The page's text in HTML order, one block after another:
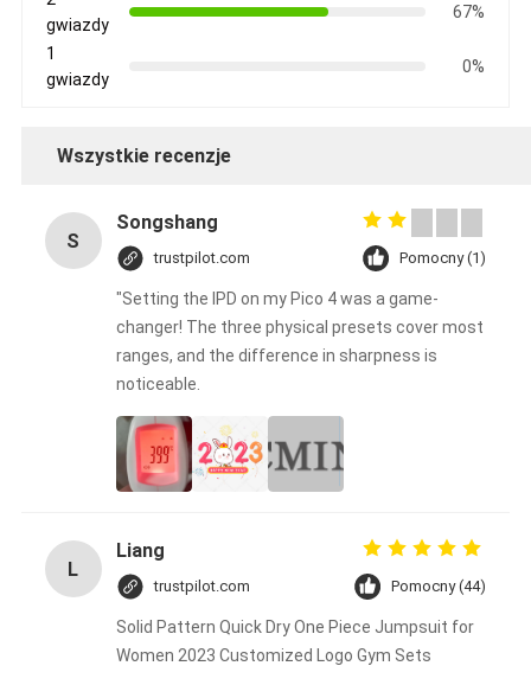
gwiazdy
67%
1
gwiazdy
0%
Wszystkie recenzje
S
Songshang
trustpilot.com Pomocny (1)
"Setting the IPD on my Pico 4 was a game-
changer! The three physical presets cover most
ranges, and the difference in sharpness is
noticeable.
L
Liang
trustpilot.com Pomocny (44)
Solid Pattern Quick Dry One Piece Jumpsuit for
Women 2023 Customized Logo Gym Sets